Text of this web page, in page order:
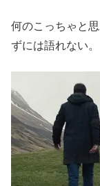
何のこっちゃと
ずには語れない。